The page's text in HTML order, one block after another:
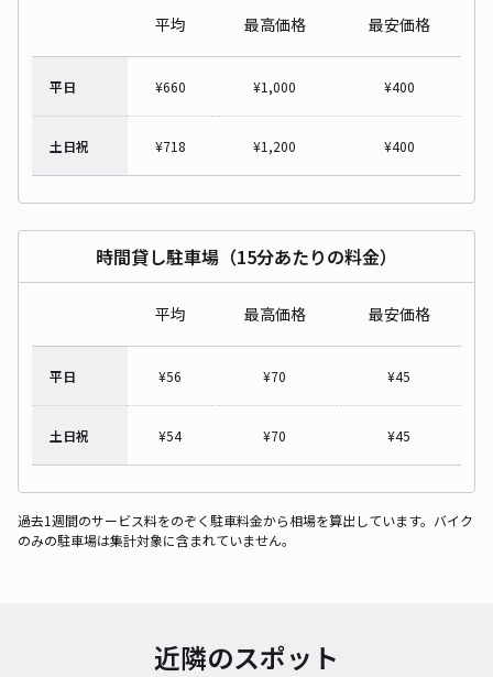
平均 最高価格 最安価格
平日 ¥660 ¥1,000 ¥400
土日祝 ¥718 ¥1,200 ¥400
時間貸し駐車場（15分あたりの料金）
平均 最高価格 最安価格
平日 ¥56 ¥70 ¥45
土日祝 ¥54 ¥70 ¥45
過去1週間のサービス料をのぞく駐車料金から相場を算出しています。バイク
のみの駐車場は集計対象に含まれていません。
近隣のスポット